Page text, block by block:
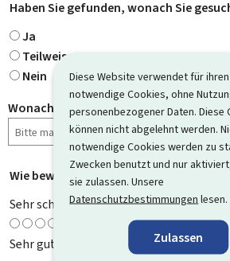
Diese Website verwendet für
notwendige Cookies, ohne
personenbezogener Daten. Diese
können nicht abgelehnt werden.
notwendige Cookies werden zu
Zwecken benutzt und nur
sie zulassen. Unsere
Datenschutzbestimmungen lesen.
Zulassen
Haben Sie gefunden, wonach Sie
Ja
Teilweise
Nein
Wonach haben Sie gesucht?
Wie bewerten Sie diese Seite?
Sehr schlecht
Sehr gut